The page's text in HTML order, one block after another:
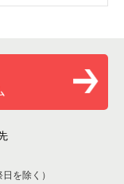
一覧
の案件一覧
案件一覧
物件の案件一覧
物件の案件一覧
案件一覧
案件一覧
案件一覧
を除く）